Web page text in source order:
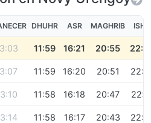
DHUHR ASR MAGHRIB ISHA
11:59 16:21 20:55
11:59 16:20 20:51
11:58 16:18 20:47
11:58 16:17 20:43